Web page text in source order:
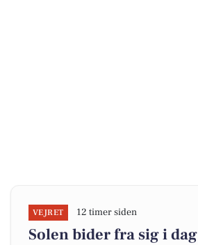
VEJRET 12 timer siden
Solen bider fra sig i dag